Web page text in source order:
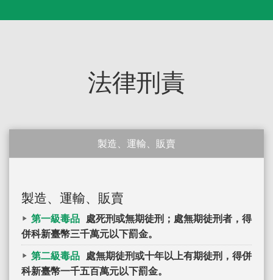
法律刑責
製造、運輸、販賣
製造、運輸、販賣
第一級毒品
處死刑或無期徒刑；處無期徒刑者，得
併科新臺幣三千萬元以下罰金。
第二級毒品
處無期徒刑或十年以上有期徒刑，得併
科新臺幣一千五百萬元以下罰金。